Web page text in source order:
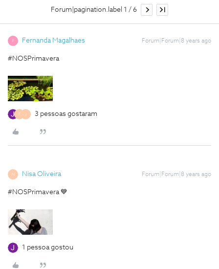
Forum|pagination.label 1 / 6
F Fernanda Magalhaes Forum|Forum|8 years ago
#NOSPrimavera
F 3 pessoas gostaram
N Nisa Oliveira Forum|Forum|8 years ago
#NOSPrimavera 💙
1 pessoa gostou